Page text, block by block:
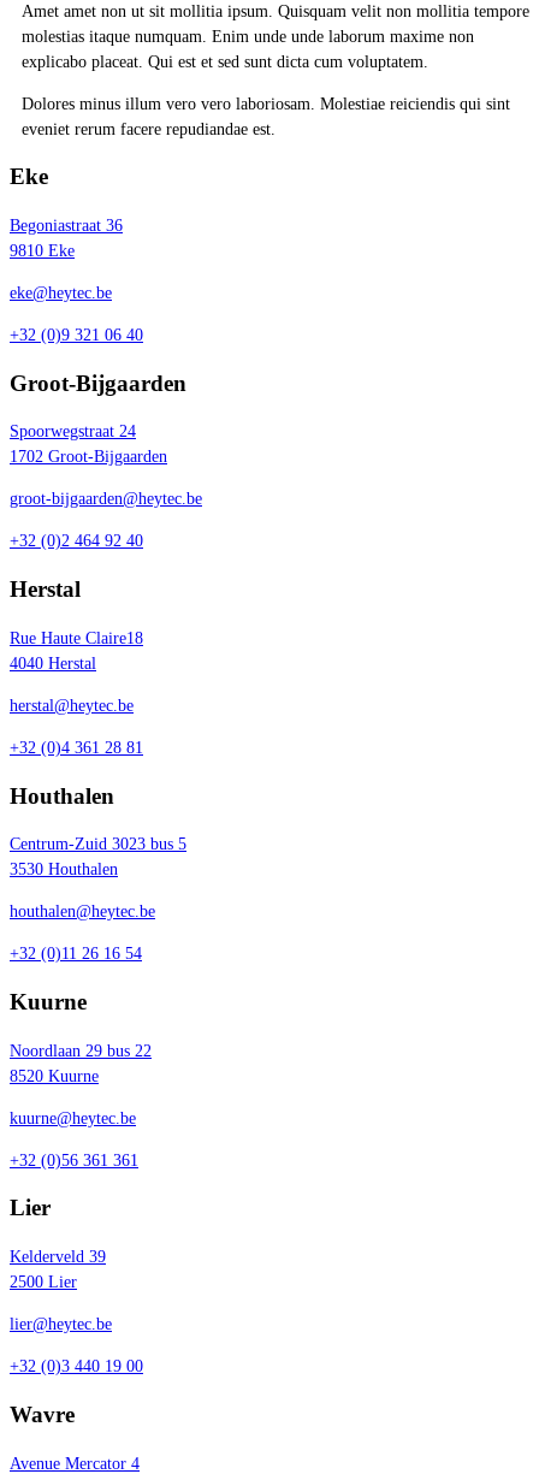
Amet amet non ut sit mollitia ipsum. Quisquam velit non mollitia tempore
molestias itaque numquam. Enim unde unde laborum maxime non
explicabo placeat. Qui est et sed sunt dicta cum voluptatem.
Dolores minus illum vero vero laboriosam. Molestiae reiciendis qui sint
eveniet rerum facere repudiandae est.
Eke
Begoniastraat 36
9810 Eke
eke@heytec.be
+32 (0)9 321 06 40
Groot-Bijgaarden
Spoorwegstraat 24
1702 Groot-Bijgaarden
groot-bijgaarden@heytec.be
+32 (0)2 464 92 40
Herstal
Rue Haute Claire18
4040 Herstal
herstal@heytec.be
+32 (0)4 361 28 81
Houthalen
Centrum-Zuid 3023 bus 5
3530 Houthalen
houthalen@heytec.be
+32 (0)11 26 16 54
Kuurne
Noordlaan 29 bus 22
8520 Kuurne
kuurne@heytec.be
+32 (0)56 361 361
Lier
Kelderveld 39
2500 Lier
lier@heytec.be
+32 (0)3 440 19 00
Wavre
Avenue Mercator 4